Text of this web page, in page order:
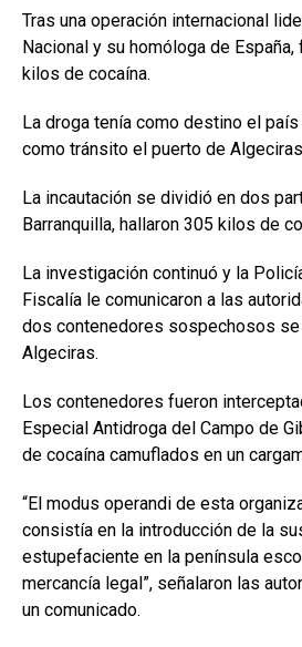
Tras una operación internacional
Nacional y su homóloga de
kilos de cocaína.
La droga tenía como destino el
como tránsito el puerto de
La incautación se dividió en dos
Barranquilla, hallaron 305 kilos de
La investigación continuó y la
Fiscalía le comunicaron a las
dos contenedores sospechosos
Algeciras.
Los contenedores fueron
Especial Antidroga del Campo de
de cocaína camuflados en un
“El modus operandi de esta
consistía en la introducción de la
estupefaciente en la península
mercancía legal”, señalaron las
un comunicado.